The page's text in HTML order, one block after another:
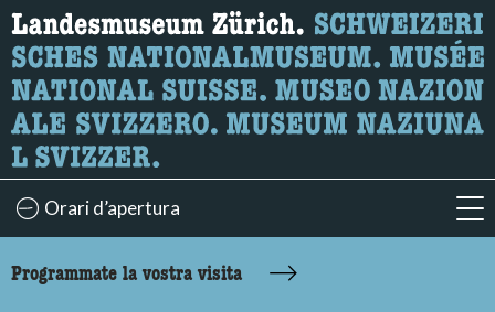
Ricerca
Qui è possibile cercare i contenuti della pagina.
Orari d’apertura
Programmate la vostra visita